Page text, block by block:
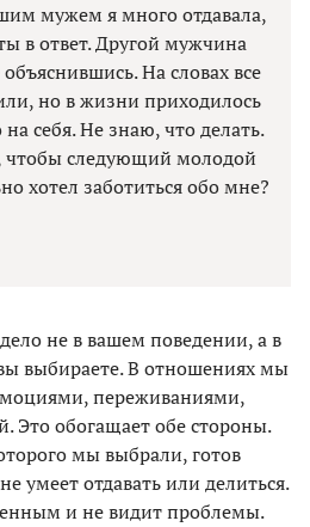
мужем я много отдавала,
в ответ. Другой мужчина
На словах все
но в жизни приходилось
себя. Не знаю, что делать.
чтобы следующий молодой
хотел заботиться обо мне?
не в вашем поведении, а в
выбираете. В отношениях мы
переживаниями,
Это обогащает обе стороны.
мы выбрали, готов
умеет отдавать или делиться.
и не видит проблемы.